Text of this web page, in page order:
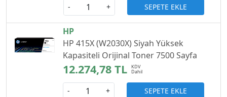
- + SEPETE EKLE
HP
HP 415X (W2030X) Siyah Yüksek
Kapasiteli Orijinal Toner 7500 Sayfa
12.274,78 TL
- + SEPETE EKLE